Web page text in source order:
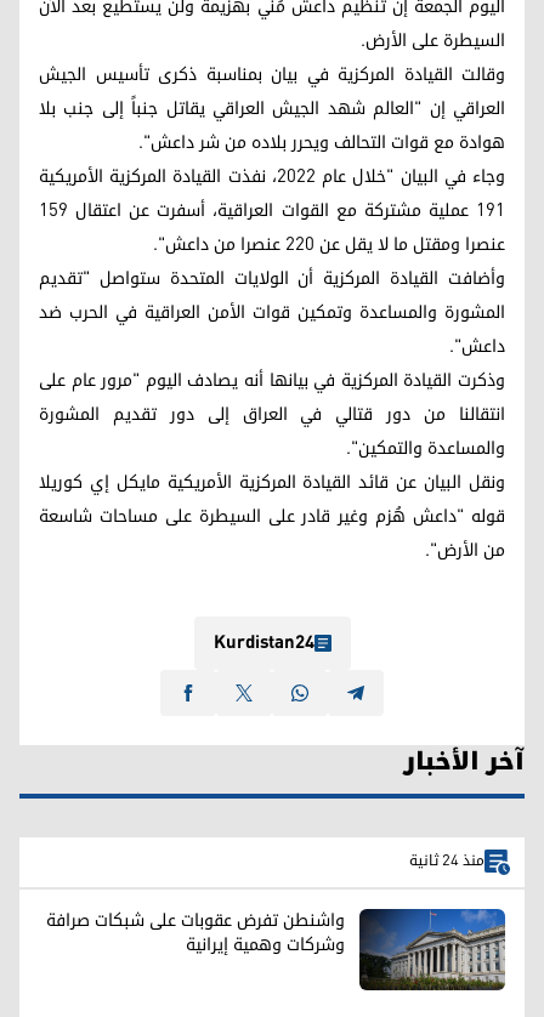
السيطرة على الأرض.
وقالت القيادة المركزية في بيان بمناسبة ذكرى تأسيس الجيش
العراقي إن "العالم شهد الجيش العراقي يقاتل جنباً إلى جنب بلا
هوادة مع قوات التحالف ويحرر بلاده من شر داعش".
وجاء في البيان "خلال عام 2022، نفذت القيادة المركزية الأمريكية
191 عملية مشتركة مع القوات العراقية، أسفرت عن اعتقال 159
عنصرا ومقتل ما لا يقل عن 220 عنصرا من داعش".
وأضافت القيادة المركزية أن الولايات المتحدة ستواصل "تقديم
المشورة والمساعدة وتمكين قوات الأمن العراقية في الحرب ضد
داعش".
وذكرت القيادة المركزية في بيانها أنه يصادف اليوم "مرور عام على
انتقالنا من دور قتالي في العراق إلى دور تقديم المشورة
والمساعدة والتمكين".
ونقل البيان عن قائد القيادة المركزية الأمريكية مايكل إي كوريلا
قوله "داعش هُزم وغير قادر على السيطرة على مساحات شاسعة
من الأرض".
Kurdistan24
آخر الأخبار
منذ 24 ثانية
واشنطن تفرض عقوبات على شبكات صرافة
وشركات وهمية إيرانية